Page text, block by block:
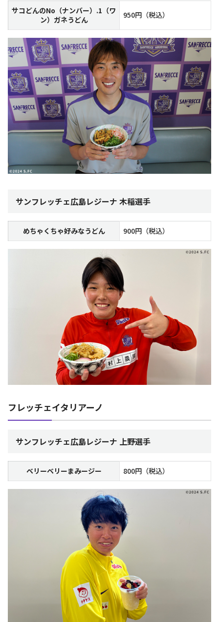
サコどんのNo（ナンバー）.1（ワ
ン）ガネうどん
950円（税込）
サンフレッチェ広島レジーナ 木稲選手
めちゃくちゃ好みなうどん 900円（税込）
フレッチェイタリアーノ
サンフレッチェ広島レジーナ 上野選手
ベリーベリーまみージー 800円（税込）